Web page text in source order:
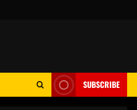
SUBSCRIBE